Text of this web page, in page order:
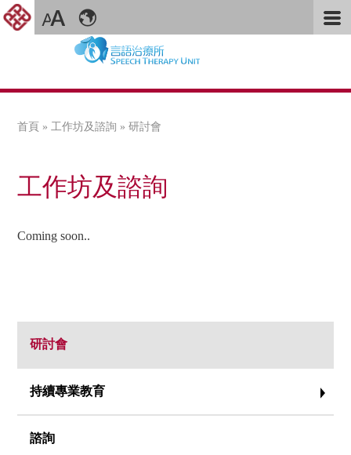
您在這裡
首頁 » 工作坊及諮詢 » 研討會
工作坊及諮詢
Coming soon..
研討會
持續專業教育
諮詢